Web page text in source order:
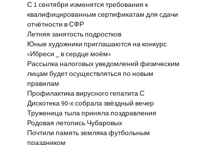
С 1 сентября изменятся требования к
квалифицированным сертификатам для сдачи
отчётности в СФР
Летняя занятость подростков
Юные художники приглашаются на конкурс
«Ибреси _ в сердце моём»
Рассылка налоговых уведомлений физическим
лицам будет осуществляться по новым
правилам
Профилактика вирусного гепатита С
Дискотека 90-х собрала звёздный вечер
Труженица тыла приняла поздравления
Родовая летопись Чубаровых
Почтили память земляка футбольным
праздником